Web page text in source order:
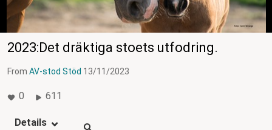
2023:Det dräktiga stoets utfodring.
From AV-stod Stöd 13/11/2023
0 611
Details